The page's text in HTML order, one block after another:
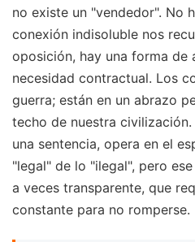
no existe un "vendedor". No
conexión indisoluble nos
oposición, hay una forma de
necesidad contractual. Los
guerra; están en un abrazo
techo de nuestra
una sentencia, opera en el
"legal" de lo "ilegal", pero
a veces transparente, que
constante para no romperse.